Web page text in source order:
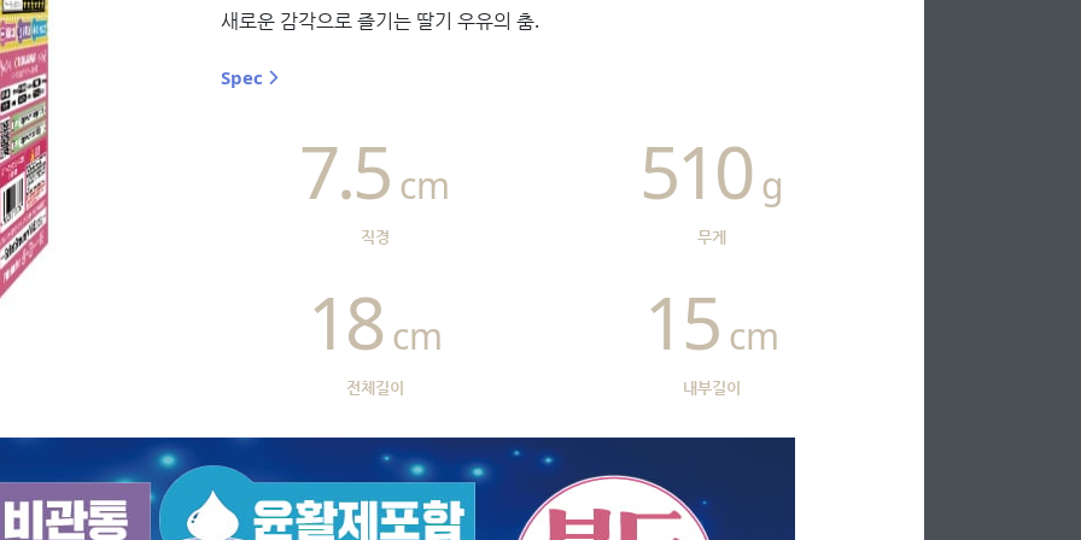
새로운 감각으로 즐기는 딸기 우유의 춤.
Spec
직경
7.5 cm
무게
510 g
전체길이
18 cm
내부길이
15 cm